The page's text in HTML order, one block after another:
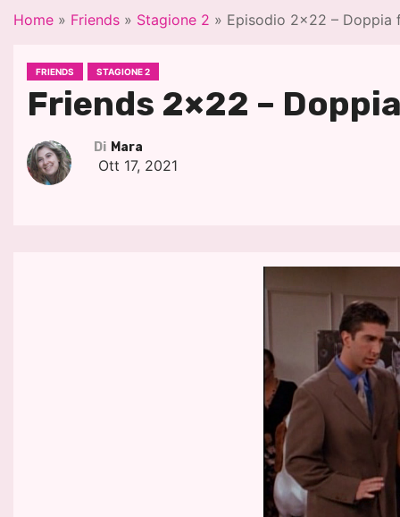
Home » Friends » Stagione 2 » Episodio 2×22 – Doppia
FRIENDS STAGIONE 2
Friends 2×22 –
Di Mara
Ott 17, 2021